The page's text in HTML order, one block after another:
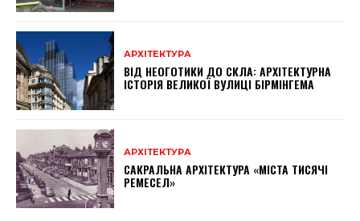
АРХІТЕКТУРА
ВІД НЕОГОТИКИ ДО СКЛА: АРХІТЕКТУРНА
ІСТОРІЯ ВЕЛИКОЇ ВУЛИЦІ БІРМІНГЕМА
АРХІТЕКТУРА
САКРАЛЬНА АРХІТЕКТУРА «МІСТА ТИСЯЧІ
РЕМЕСЕЛ»